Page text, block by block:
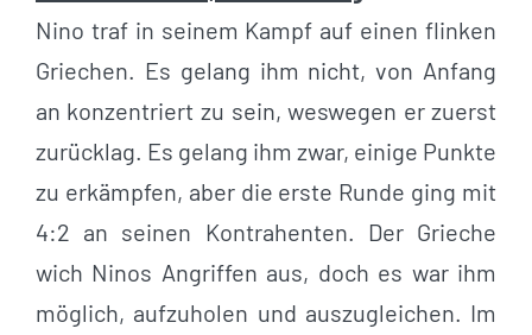
Nino traf in seinem Kampf auf einen flinken
Griechen. Es gelang ihm nicht, von Anfang
an konzentriert zu sein, weswegen er zuerst
zurücklag. Es gelang ihm zwar, einige Punkte
zu erkämpfen, aber die erste Runde ging mit
4:2 an seinen Kontrahenten. Der Grieche
wich Ninos Angriffen aus, doch es war ihm
möglich, aufzuholen und auszugleichen. Im